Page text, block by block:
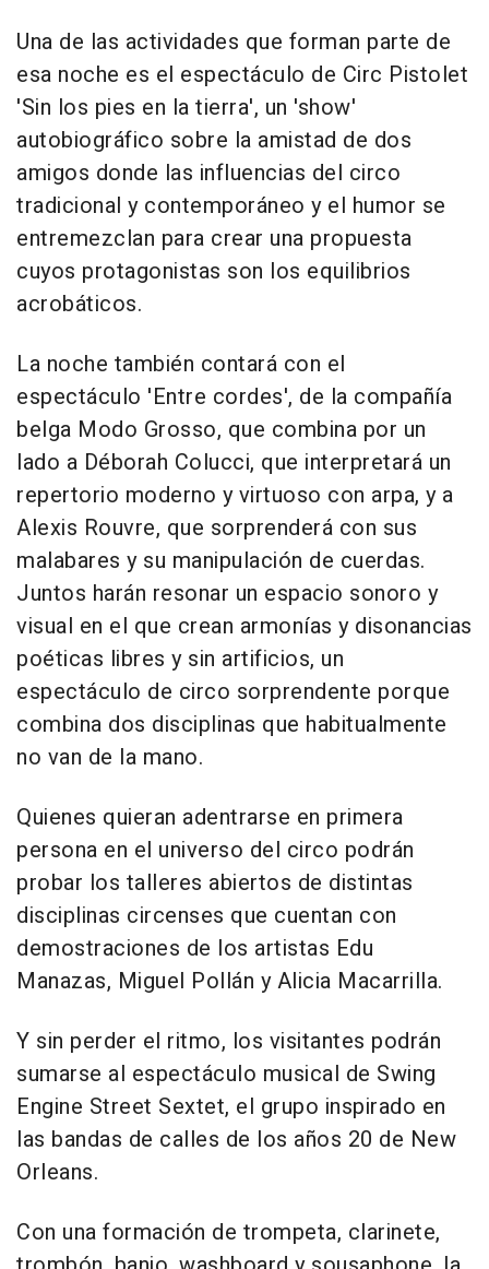
Una de las actividades que forman parte de
esa noche es el espectáculo de Circ Pistolet
'Sin los pies en la tierra', un 'show'
autobiográfico sobre la amistad de dos
amigos donde las influencias del circo
tradicional y contemporáneo y el humor se
entremezclan para crear una propuesta
cuyos protagonistas son los equilibrios
acrobáticos.
La noche también contará con el
espectáculo 'Entre cordes', de la compañía
belga Modo Grosso, que combina por un
lado a Déborah Colucci, que interpretará un
repertorio moderno y virtuoso con arpa, y a
Alexis Rouvre, que sorprenderá con sus
malabares y su manipulación de cuerdas.
Juntos harán resonar un espacio sonoro y
visual en el que crean armonías y disonancias
poéticas libres y sin artificios, un
espectáculo de circo sorprendente porque
combina dos disciplinas que habitualmente
no van de la mano.
Quienes quieran adentrarse en primera
persona en el universo del circo podrán
probar los talleres abiertos de distintas
disciplinas circenses que cuentan con
demostraciones de los artistas Edu
Manazas, Miguel Pollán y Alicia Macarrilla.
Y sin perder el ritmo, los visitantes podrán
sumarse al espectáculo musical de Swing
Engine Street Sextet, el grupo inspirado en
las bandas de calles de los años 20 de New
Orleans.
Con una formación de trompeta, clarinete,